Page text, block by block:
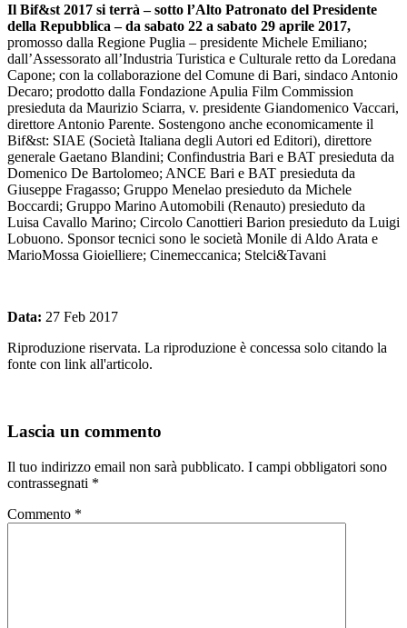
Il Bif&st 2017 si terrà – sotto l’Alto Patronato del Presidente
della Repubblica – da sabato 22 a sabato 29 aprile 2017,
promosso dalla Regione Puglia – presidente Michele Emiliano;
dall’Assessorato all’Industria Turistica e Culturale retto da Loredana
Capone; con la collaborazione del Comune di Bari, sindaco Antonio
Decaro; prodotto dalla Fondazione Apulia Film Commission
presieduta da Maurizio Sciarra, v. presidente Giandomenico Vaccari,
direttore Antonio Parente. Sostengono anche economicamente il
Bif&st: SIAE (Società Italiana degli Autori ed Editori), direttore
generale Gaetano Blandini; Confindustria Bari e BAT presieduta da
Domenico De Bartolomeo; ANCE Bari e BAT presieduta da
Giuseppe Fragasso; Gruppo Menelao presieduto da Michele
Boccardi; Gruppo Marino Automobili (Renauto) presieduto da
Luisa Cavallo Marino; Circolo Canottieri Barion presieduto da Luigi
Lobuono. Sponsor tecnici sono le società Monile di Aldo Arata e
MarioMossa Gioielliere; Cinemeccanica; Stelci&Tavani
Data: 27 Feb 2017
Riproduzione riservata. La riproduzione è concessa solo citando la
fonte con link all'articolo.
Lascia un commento
Il tuo indirizzo email non sarà pubblicato. I campi obbligatori sono
contrassegnati *
Commento *